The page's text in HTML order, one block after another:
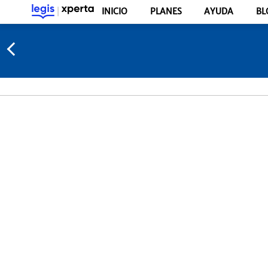
INICIO PLANES AYUDA